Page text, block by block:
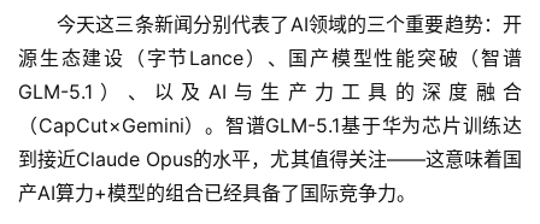
教
程
今天这三条新闻分别代表了AI领域的三个重要趋势：开
源生态建设（字节Lance）、国产模型性能突破（智谱
GLM-5.1）、以及AI与生产力工具的深度融合
（CapCut×Gemini）。智谱GLM-5.1基于华为芯片训练达
到接近Claude Opus的水平，尤其值得关注——这意味着国
产AI算力+模型的组合已经具备了国际竞争力。